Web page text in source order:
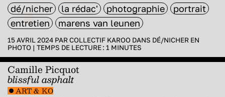
dé/nicher la rédac' photographie
portrait
entretien
marens van leunen
15 AVRIL 2024 PARCOLLECTIF KAROO DANS DÉ/NICHER EN
PHOTO | TEMPS DE LECTURE : 1 MINUTES
Camille Picquot
blissful asphalt
ART & KO